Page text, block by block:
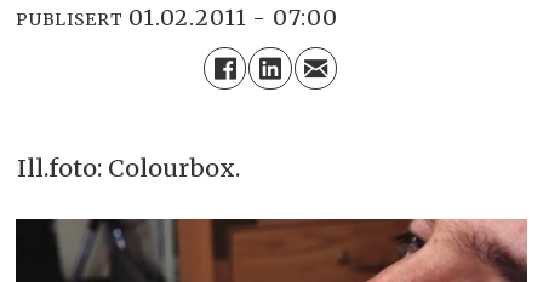
PUBLISERT 01.02.2011 - 07:00
Ill.foto: Colourbox.